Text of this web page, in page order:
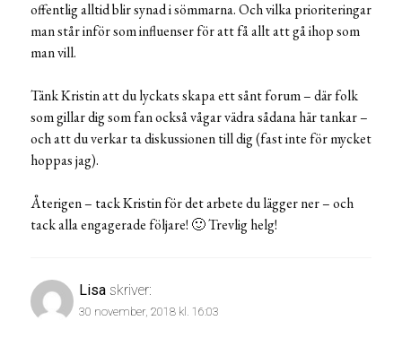
offentlig alltid blir synad i sömmarna. Och vilka prioriteringar
man står inför som influenser för att få allt att gå ihop som
man vill.
Tänk Kristin att du lyckats skapa ett sånt forum – där folk
som gillar dig som fan också vågar vädra sådana här tankar –
och att du verkar ta diskussionen till dig (fast inte för mycket
hoppas jag).
Återigen – tack Kristin för det arbete du lägger ner – och
tack alla engagerade följare! 🙂 Trevlig helg!
Lisa skriver:
30 november, 2018 kl. 16:03